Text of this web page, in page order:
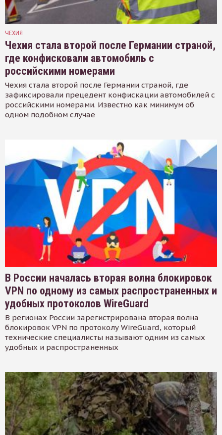
ЧЕХИЯ
Чехия стала второй после Германии страной,
где конфисковали автомобиль с
российскими номерами
Чехия стала второй после Германии страной, где
зафиксировали прецедент конфискации автомобилей с
российскими номерами. Известно как минимум об
одном подобном случае
В России началась вторая волна блокировок
VPN по одному из самых распространенных и
удобных протоколов WireGuard
В регионах России зарегистрирована вторая волна
блокировок VPN по протоколу WireGuard, который
технические специалисты называют одним из самых
удобных и распространенных